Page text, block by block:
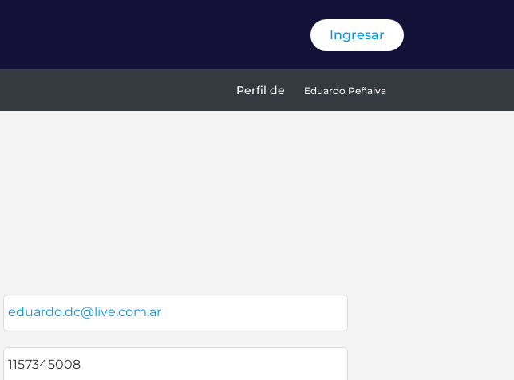
Ingresar
Perfil de Eduardo Peñalva
eduardo.dc@live.com.ar
1157345008